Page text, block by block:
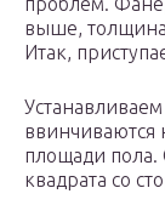
выше, толщина
Итак,
ввинчиваются
площади пола.
квадрата со